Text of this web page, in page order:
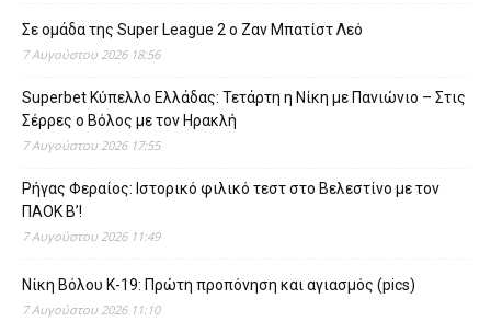
Σε ομάδα της Super League 2 o Ζαν Μπατίστ Λεό
7 Αυγούστου 2026 18:56
Superbet Κύπελλο Ελλάδας: Τετάρτη η Νίκη με Πανιώνιο – Στις
Σέρρες ο Βόλος με τον Ηρακλή
7 Αυγούστου 2026 17:55
Ρήγας Φεραίος: Ιστορικό φιλικό τεστ στο Βελεστίνο με τον
ΠΑΟΚ Β’!
7 Αυγούστου 2026 11:49
Νίκη Βόλου Κ-19: Πρώτη προπόνηση και αγιασμός (pics)
7 Αυγούστου 2026 11:10